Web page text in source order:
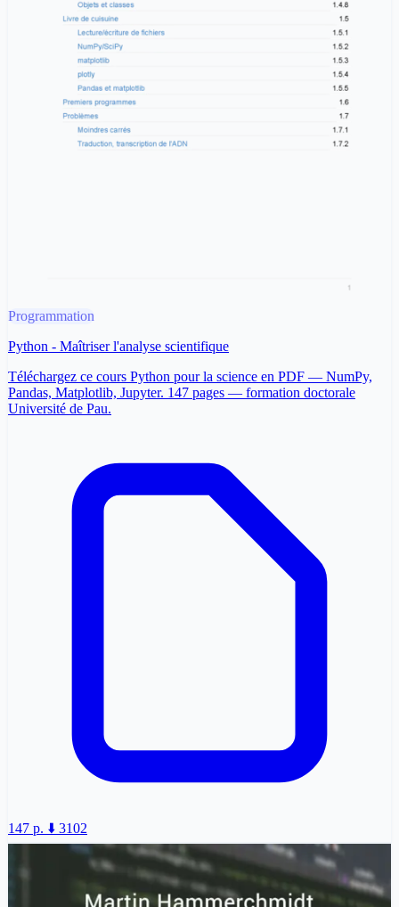
Programmation
Python - Maîtriser l'analyse scientifique
Téléchargez ce cours Python pour la science en PDF — NumPy,
Pandas, Matplotlib, Jupyter. 147 pages — formation doctorale
Université de Pau.
147 p. ⬇️ 3102